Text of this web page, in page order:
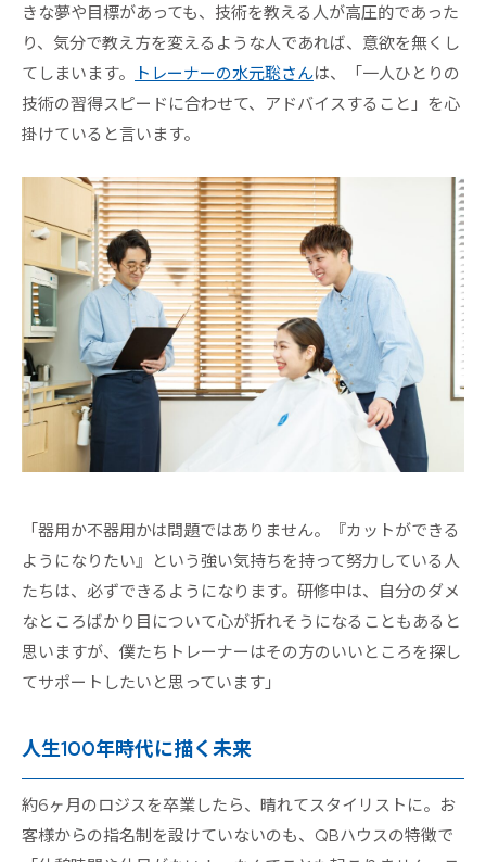
きな夢や目標があっても、技術を教える人が高圧的であった
り、気分で教え方を変えるような人であれば、意欲を無くし
てしまいます。
トレーナーの水元聡さんは、「一人ひとりの
技術の習得スピードに合わせて、アドバイスすること」を心
掛けていると言います。
「器用か不器用かは問題ではありません。『カットができる
ようになりたい』という強い気持ちを持って努力している人
たちは、必ずできるようになります。研修中は、自分のダメ
なところばかり目について心が折れそうになることもあると
思いますが、僕たちトレーナーはその方のいいところを探し
てサポートしたいと思っています」
人生100年時代に描く未来
約6ヶ月のロジスを卒業したら、晴れてスタイリストに。お
客様からの指名制を設けていないのも、QBハウスの特徴で